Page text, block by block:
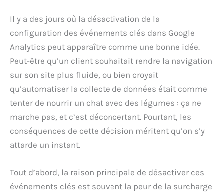
Il y a des jours où la désactivation de la
configuration des événements clés dans Google
Analytics peut apparaître comme une bonne idée.
Peut-être qu’un client souhaitait rendre la navigation
sur son site plus fluide, ou bien croyait
qu’automatiser la collecte de données était comme
tenter de nourrir un chat avec des légumes : ça ne
marche pas, et c’est déconcertant. Pourtant, les
conséquences de cette décision méritent qu’on s’y
attarde un instant.
Tout d’abord, la raison principale de désactiver ces
événements clés est souvent la peur de la surcharge